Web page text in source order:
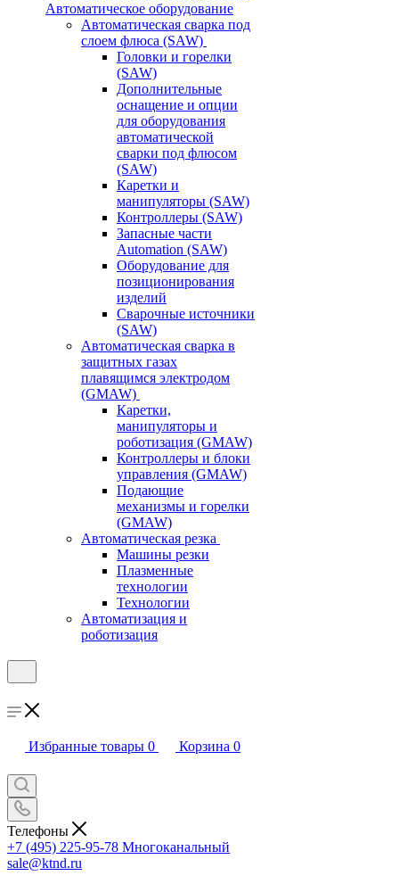
Автоматическое оборудование
Автоматическая сварка под
слоем флюса (SAW)
Головки и горелки
(SAW)
Дополнительные
оснащение и опции
для оборудования
автоматической
сварки под флюсом
(SAW)
Каретки и
манипуляторы (SAW)
Контроллеры (SAW)
Запасные части
Automation (SAW)
Оборудование для
позиционирования
изделий
Сварочные источники
(SAW)
Автоматическая сварка в
защитных газах
плавящимся электродом
(GMAW)
Каретки,
манипуляторы и
роботизация (GMAW)
Контроллеры и блоки
управления (GMAW)
Подающие
механизмы и горелки
(GMAW)
Автоматическая резка
Машины резки
Плазменные
технологии
Технологии
Автоматизация и
роботизация
Избранные товары 0 Корзина 0
Телефоны
+7 (495) 225-95-78 Многоканальный
sale@ktnd.ru